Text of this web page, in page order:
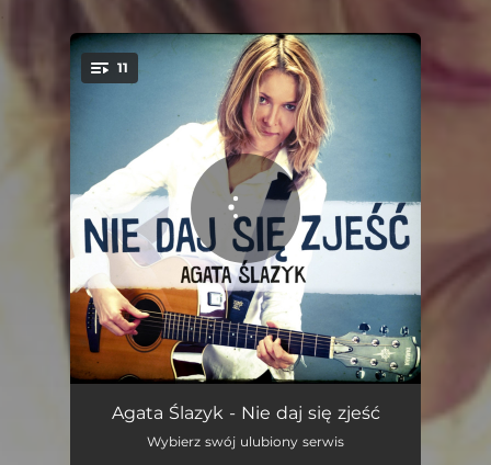
You're all set!
11
Nie chcę dojrzeć 03:25
Znów za długo spałam
Agata Ślazyk - Nie daj się zjeść
Wybierz swój ulubiony serwis